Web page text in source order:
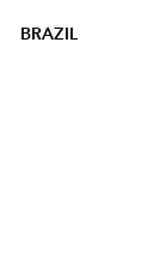
BRAZIL